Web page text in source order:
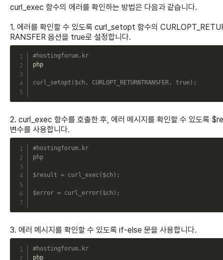
curl_exec 함수의 에러를 확인하는 방법은 다음과 같습니다.
1. 에러를 확인할 수 있도록 curl_setopt 함수의
RANSFER 옵션을 true로 설정합니다.
#hostingforum.kr
php
curl_setopt ( $ch , CURLOPT_RETURNTRANSFER, true) ;
2. curl_exec 함수를 호출한 후, 에러 메시지를 확인할 수 있도록
변수를 사용합니다.
#hostingforum.kr
php
$result = curl_exec( $ch ) ;
$error = curl_error( $ch ) ;
3. 에러 메시지를 확인할 수 있도록 if-else 문을 사용합니다.
#hostingforum.kr
php